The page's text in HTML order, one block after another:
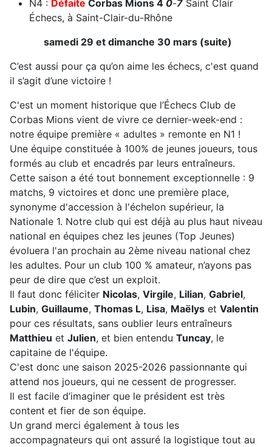
N4 : Défaite Corbas Mions 4 0-7 Saint Clair
Échecs, à Saint-Clair-du-Rhône
samedi 29 et dimanche 30 mars (suite)
C’est aussi pour ça qu’on aime les échecs, c'est quand
il s’agit d’une victoire !
C'est un moment historique que l’Échecs Club de
Corbas Mions vient de vivre ce dernier-week-end :
notre équipe première « adultes » remonte en N1 !
Une équipe constituée à 100% de jeunes joueurs, tous
formés au club et encadrés par leurs entraîneurs.
Cette saison a été tout bonnement exceptionnelle : 9
matchs, 9 victoires et donc une première place,
synonyme d'accession à l'échelon supérieur, la
Nationale 1. Notre club qui est déjà au plus haut niveau
national en équipes chez les jeunes (Top Jeunes)
évoluera l'an prochain au 2ème niveau national chez
les adultes. Pour un club 100 % amateur, n’ayons pas
peur de dire que c’est un exploit.
Il faut donc féliciter Nicolas, Virgile, Lilian, Gabriel,
Lubin, Guillaume, Thomas L, Lisa, Maëlys et Valentin
pour ces résultats, sans oublier leurs entraîneurs
Matthieu et Julien, et bien entendu Tuncay, le
capitaine de l'équipe.
C'est donc une saison 2025-2026 passionnante qui
attend nos joueurs, qui ne cessent de progresser.
Il est facile d’imaginer que le président est très
content et fier de son équipe.
Un grand merci également à tous les
accompagnateurs qui ont assuré la logistique tout au